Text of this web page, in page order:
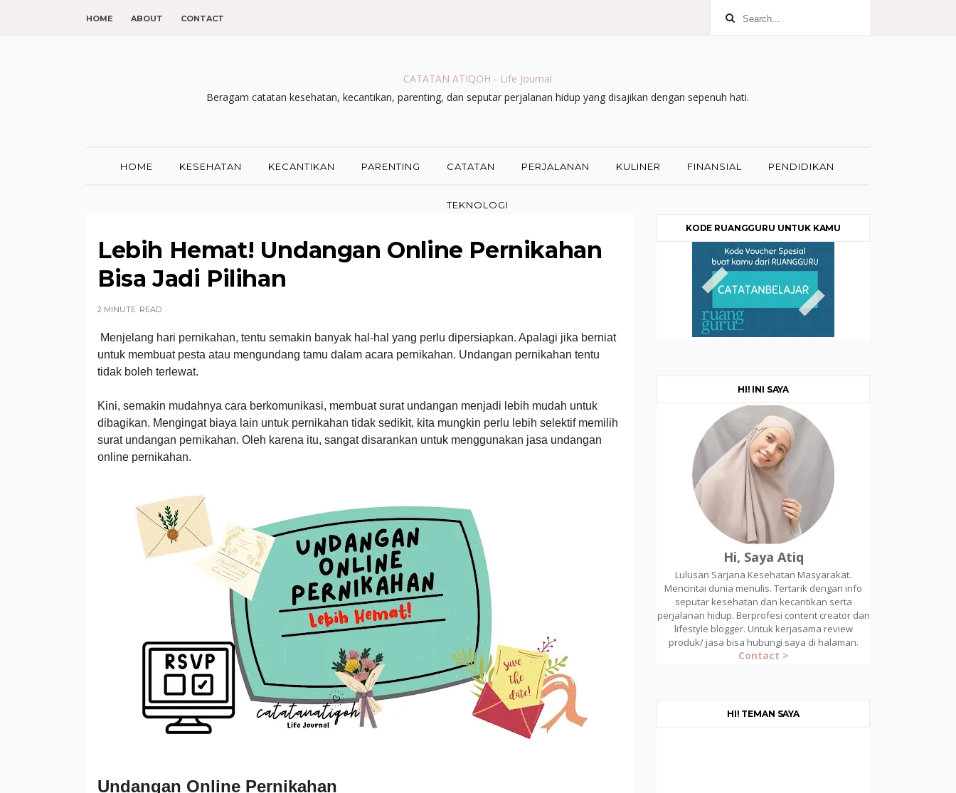
HOME ABOUT CONTACT
CATATAN ATIQOH - Life Journal
Beragam catatan kesehatan, kecantikan, parenting, dan seputar perjalanan hidup yang disajikan dengan sepenuh hati.
HOME KESEHATAN KECANTIKAN PARENTING CATATAN PERJALANAN KULINER FINANSIAL PENDIDIKAN
TEKNOLOGI
Lebih Hemat! Undangan Online Pernikahan
Bisa Jadi Pilihan
2 MINUTE READ
Menjelang hari pernikahan, tentu semakin banyak hal-hal yang perlu dipersiapkan. Apalagi jika berniat
untuk membuat pesta atau mengundang tamu dalam acara pernikahan. Undangan pernikahan tentu
tidak boleh terlewat.
Kini, semakin mudahnya cara berkomunikasi, membuat surat undangan menjadi lebih mudah untuk
dibagikan. Mengingat biaya lain untuk pernikahan tidak sedikit, kita mungkin perlu lebih selektif memilih
surat undangan pernikahan. Oleh karena itu, sangat disarankan untuk menggunakan jasa undangan
online pernikahan.
Undangan Online Pernikahan
KODE RUANGGURU UNTUK KAMU
HI! INI SAYA
Hi, Saya Atiq
Lulusan Sarjana Kesehatan Masyarakat.
Mencintai dunia menulis. Tertarik dengan info
seputar kesehatan dan kecantikan serta
perjalanan hidup. Berprofesi content creator dan
lifestyle blogger. Untuk kerjasama review
produk/ jasa bisa hubungi saya di halaman.
Contact >
HI! TEMAN SAYA